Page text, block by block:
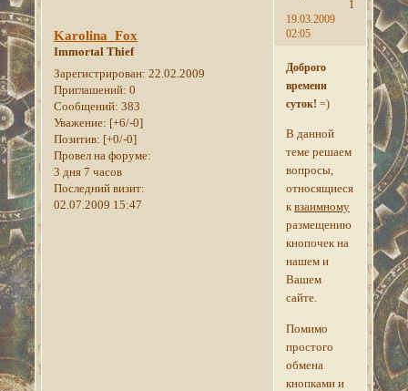
1
19.03.2009
02:05
Karolina_Fox
Immortal Thief
Зарегистрирован: 22.02.2009
Приглашений: 0
Сообщений: 383
Уважение: [+6/-0]
Позитив: [+0/-0]
Провел на форуме:
3 дня 7 часов
Последний визит:
02.07.2009 15:47
Доброго
времени
суток! =)
В данной
теме решаем
вопросы,
относящиеся
квзаимному
размещению
кнопочек на
нашем и
Вашем
сайте.
Помимо
простого
обмена
кнопками и